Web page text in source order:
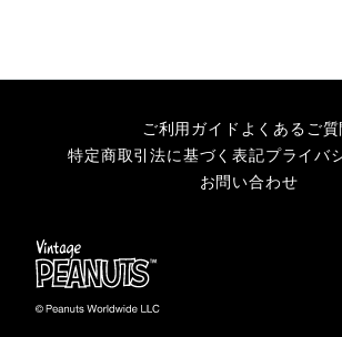
ご利用ガイド よくあるご質
特定商取引法に基づく表記プライバ
お問い合わせ